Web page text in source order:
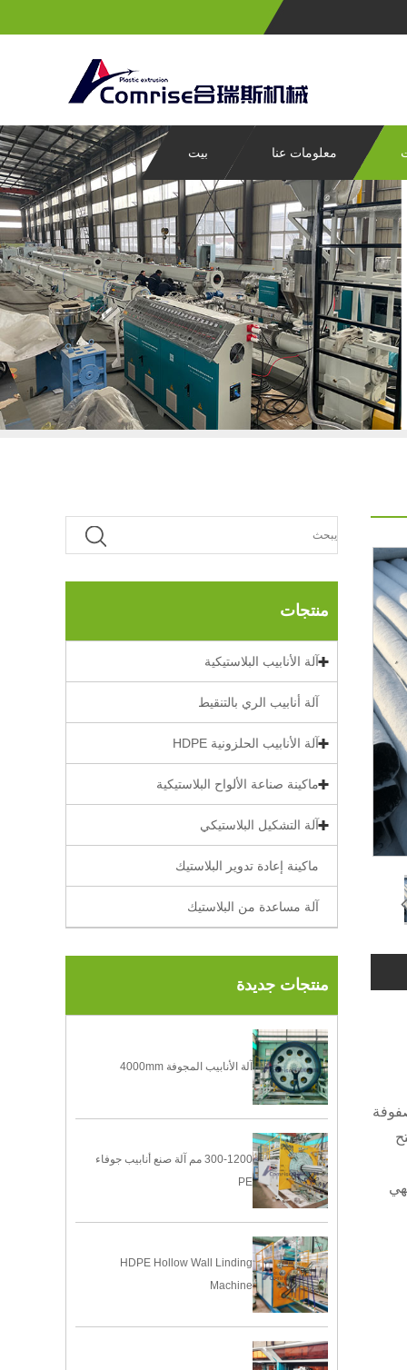
بيت معلومات عنا
منتجات
آلة الأنابيب البلاستيكية
آلة أنابيب الري بالتنقيط
آلة الأنابيب الحلزونية HDPE
ماكينة صناعة الألواح البلاستيكية
آلة التشكيل البلاستيكي
ماكينة إعادة تدوير البلاستيك
آلة مساعدة من البلاستيك
منتجات جديدة
آلة الأنابيب المجوفة 4000mm
300-1200 مم آلة صنع أنابيب جوفاء
PE
HDPE Hollow Wall Linding
Machine